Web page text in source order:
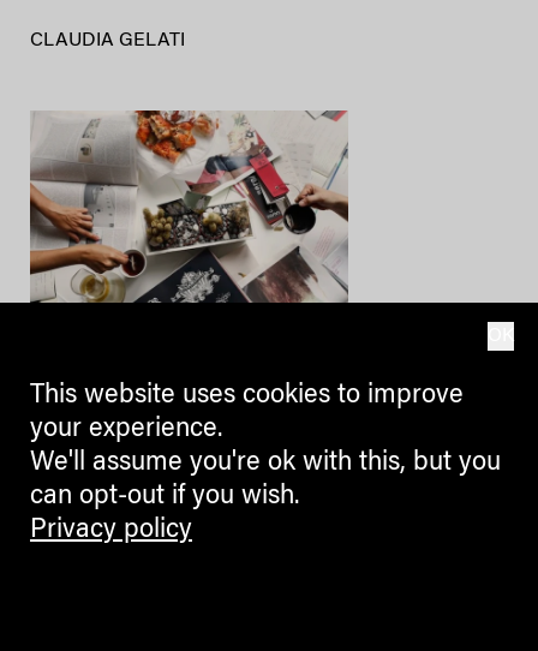
CLAUDIA GELATI
La Banda dei Bandi: Euregio
Drama Lab
Scrittura drammatica
transfrontaliera nella regione
europea Tirolo- Sudtirolo-Trentino
This website uses cookies to improve
your experience.
We'll assume you're ok with this, but you
can opt-out if you wish.
Privacy policy